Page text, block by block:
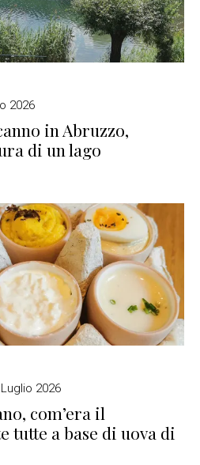
2026
in Abruzzo,
di un lago
2026
com’era il
a base di uova di